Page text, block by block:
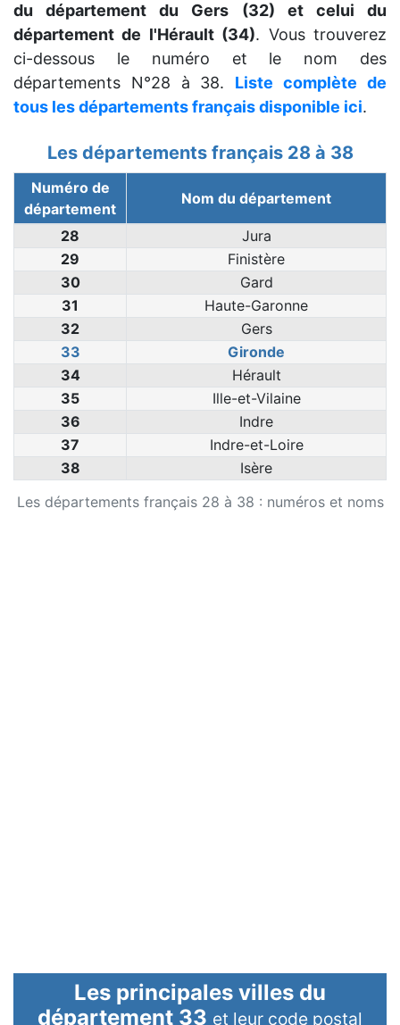
du département du Gers (32) et celui du
département de l'Hérault (34). Vous trouverez
ci-dessous le numéro et le nom des
départements N°28 à 38. Liste complète de
tous les départements français disponible ici.
Les départements français 28 à 38
Les départements français 28 à 38 : numéros et noms
Numéro de
département
Nom du département
28
Jura
29
Finistère
30
Gard
31
Haute-Garonne
32
Gers
33
Gironde
34
Hérault
35
Ille-et-Vilaine
36
Indre
37
Indre-et-Loire
38
Isère
Les principales villes du
département 33 et leur code postal